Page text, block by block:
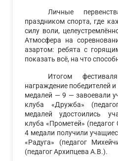
Личные
праздником спорта, где
силу воли,
Атмосфера на
азартом: ребята с
показать всё, на что
Итогом
награждение победителей
медалей — 9 — завоевали
клуба «Дружба»
медалей удостоились
клуба «Прометей»
4 медали получили
«Радуга» (педагог
(педагог Архипцева А.В.).